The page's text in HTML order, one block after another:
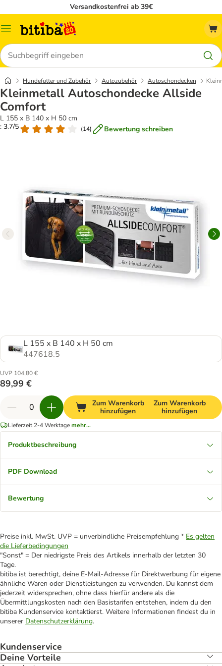
Versandkostenfrei ab 39€
Menü
Suchen
Hundefutter und Zubehör Autozubehör Autoschondecken
Kleinmetall Autoschondecke Allside
Comfort
L 155 x B 140 x H 50 cm
: 3.7/5
(14) Bewertung schreiben
L 155 x B 140 x H 50 cm
447618.5
UVP 104,80 €
89,99 €
Zum Warenkorb
hinzufügen
Zum Warenkorb
hinzufügen
Lieferzeit 2-4 Werktagemehr...
Produktbeschreibung
PDF Download
Bewertung
Preise inkl. MwSt. UVP = unverbindliche Preisempfehlung * Es gelten
die Lieferbedingungen
"Sonst" = Der niedrigste Preis des Artikels innerhalb der letzten 30
Tage.
bitiba ist berechtigt, deine E-Mail-Adresse für Direktwerbung für eigene
ähnliche Waren oder Dienstleistungen zu verwenden. Du kannst dem
jederzeit widersprechen, ohne dass hierfür andere als die
Übermittlungskosten nach den Basistarifen entstehen, indem du den
bitiba Kundenservice kontaktierst. Weitere Informationen findest du in
unserer Datenschutzerklärung.
Kundenservice
Deine Vorteile